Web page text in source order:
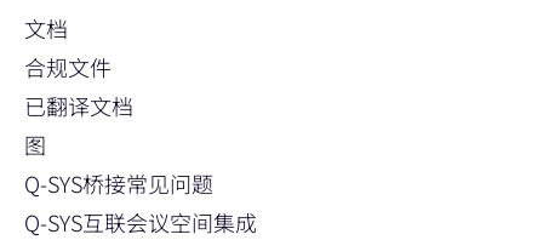
文档
合规文件
已翻译文档
图
Q-SYS桥接常见问题
Q-SYS互联会议空间集成